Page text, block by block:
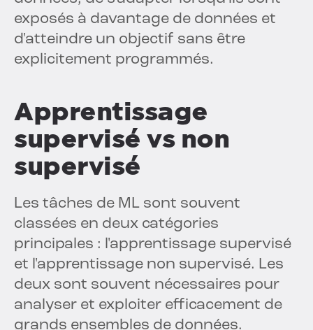
exposés à davantage de données et
d'atteindre un objectif sans être
explicitement programmés.
Apprentissage
supervisé vs non
supervisé
Les tâches de ML sont souvent
classées en deux catégories
principales : l'apprentissage supervisé
et l'apprentissage non supervisé. Les
deux sont souvent nécessaires pour
analyser et exploiter efficacement de
grands ensembles de données.